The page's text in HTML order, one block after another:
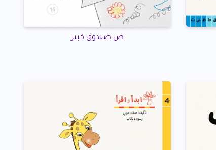
ص صندوق كبير